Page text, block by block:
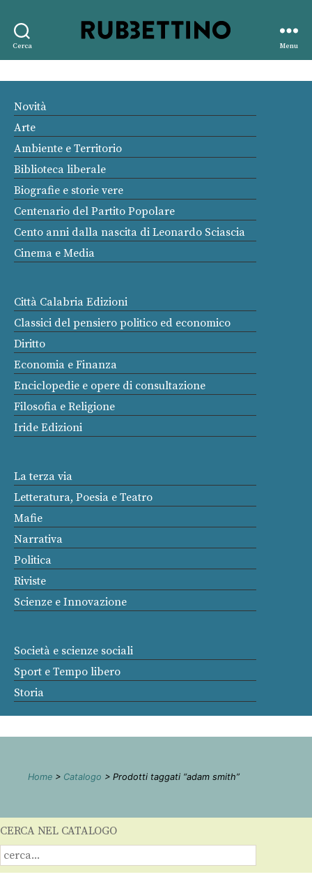
Cerca
editore
Menu
Novità
Arte
Ambiente e Territorio
Biblioteca liberale
Biografie e storie vere
Centenario del Partito Popolare
Cento anni dalla nascita di Leonardo Sciascia
Cinema e Media
Città Calabria Edizioni
Classici del pensiero politico ed economico
Diritto
Economia e Finanza
Enciclopedie e opere di consultazione
Filosofia e Religione
Iride Edizioni
La terza via
Letteratura, Poesia e Teatro
Mafie
Narrativa
Politica
Riviste
Scienze e Innovazione
Società e scienze sociali
Sport e Tempo libero
Storia
Home > Catalogo > Prodotti taggati “adam smith”
CERCA NEL CATALOGO